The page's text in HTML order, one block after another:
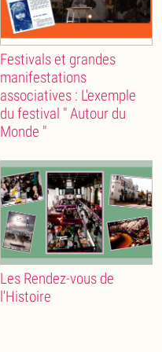
Festivals et grandes
manifestations
associatives : L'exemple
du festival " Autour du
Monde "
Les Rendez-vous de
l'Histoire